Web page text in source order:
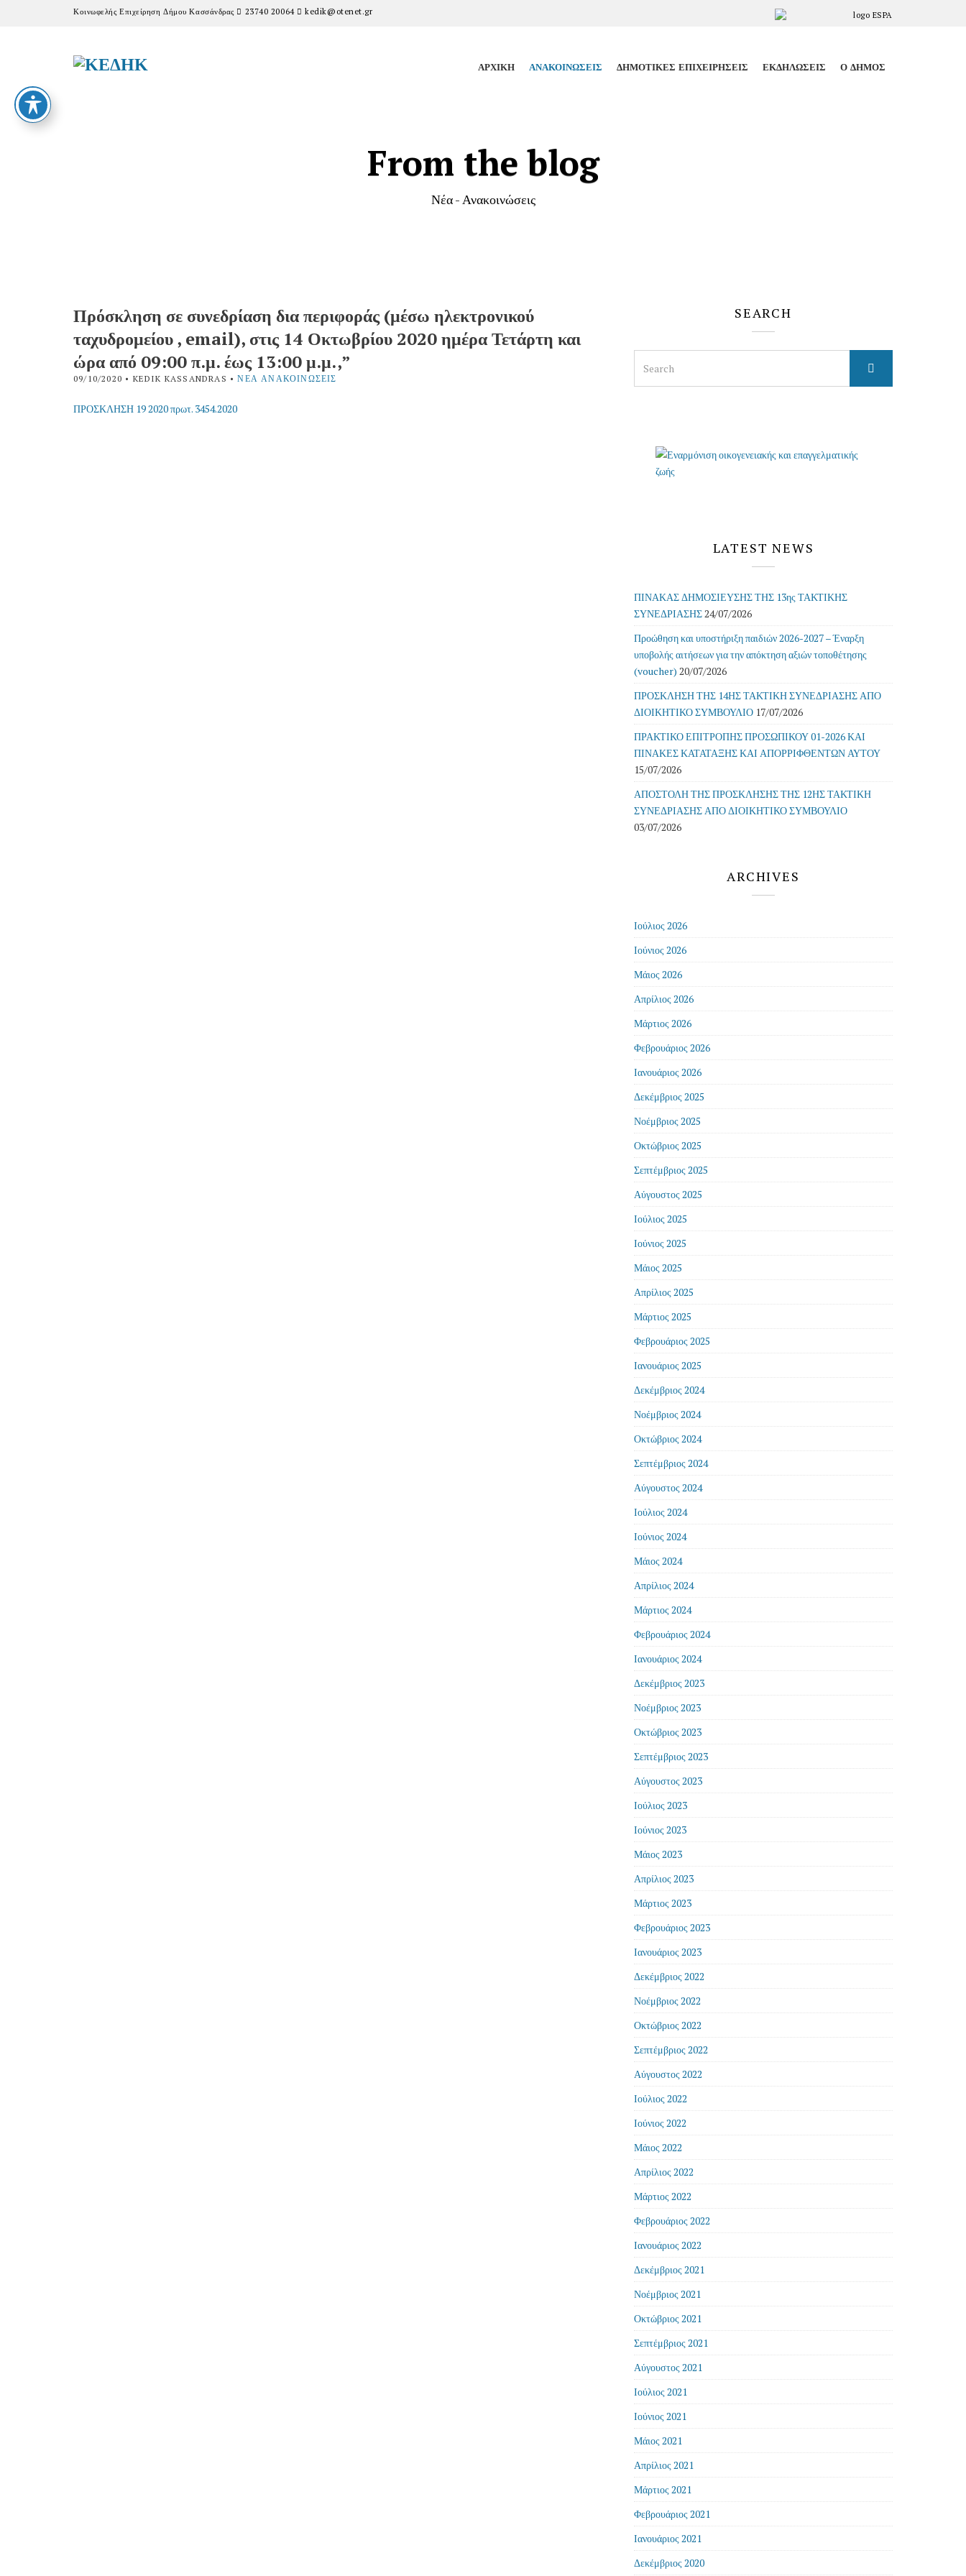
Κοινωφελής Επιχείρηση Δήμου Κασσάνδρας 23740 20064 kedik@otenet.gr
ΑΡΧΙΚΉ ΑΝΑΚΟΙΝΏΣΕΙΣ ΔΗΜΟΤΙΚΈΣ ΕΠΙΧΕΙΡΉΣΕΙΣ ΕΚΔΗΛΏΣΕΙΣ Ο ΔΉΜΟΣ
From the blog
Νέα - Ανακοινώσεις
Πρόσκληση σε συνεδρίαση δια περιφοράς (μέσω ηλεκτρονικού
ταχυδρομείου , email), στις 14 Οκτωβρίου 2020 ημέρα Τετάρτη και
ώρα από 09:00 π.μ. έως 13:00 μ.μ.,”
09/10/2020 • KEDIK KASSANDRAS •ΝΈΑ ΑΝΑΚΟΙΝΏΣΕΙΣ
ΠΡΟΣΚΛΗΣΗ 19 2020 πρωτ. 3454.2020
SEARCH
for:
LATEST NEWS
ΠΙΝΑΚΑΣ ΔΗΜΟΣΙΕΥΣΗΣ ΤΗΣ 13ης ΤΑΚΤΙΚΗΣ
ΣΥΝΕΔΡΙΑΣΗΣ24/07/2026
Προώθηση και υποστήριξη παιδιών 2026-2027 – Έναρξη
υποβολής αιτήσεων για την απόκτηση αξιών τοποθέτησης
(voucher) 20/07/2026
ΠΡΟΣΚΛΗΣΗ ΤΗΣ 14ΗΣ ΤΑΚΤΙΚΗ ΣΥΝΕΔΡΙΑΣΗΣ ΑΠΟ
ΔΙΟΙΚΗΤΙΚΟ ΣΥΜΒΟΥΛΙΟ 17/07/2026
ΠΡΑΚΤΙΚΟ ΕΠΙΤΡΟΠΗΣ ΠΡΟΣΩΠΙΚΟΥ 01-2026 ΚΑΙ
ΠΙΝΑΚΕΣ ΚΑΤΑΤΑΞΗΣ ΚΑΙ ΑΠΟΡΡΙΦΘΕΝΤΩΝ ΑΥΤΟΥ
15/07/2026
ΑΠΟΣΤΟΛΗ ΤΗΣ ΠΡΟΣΚΛΗΣΗΣ ΤΗΣ 12ΗΣ ΤΑΚΤΙΚΗ
ΣΥΝΕΔΡΙΑΣΗΣ ΑΠΟ ΔΙΟΙΚΗΤΙΚΟ ΣΥΜΒΟΥΛΙΟ
03/07/2026
ARCHIVES
Ιούλιος 2026
Ιούνιος 2026
Μάιος 2026
Απρίλιος 2026
Μάρτιος 2026
Φεβρουάριος 2026
Ιανουάριος 2026
Δεκέμβριος 2025
Νοέμβριος 2025
Οκτώβριος 2025
Σεπτέμβριος 2025
Αύγουστος 2025
Ιούλιος 2025
Ιούνιος 2025
Μάιος 2025
Απρίλιος 2025
Μάρτιος 2025
Φεβρουάριος 2025
Ιανουάριος 2025
Δεκέμβριος 2024
Νοέμβριος 2024
Οκτώβριος 2024
Σεπτέμβριος 2024
Αύγουστος 2024
Ιούλιος 2024
Ιούνιος 2024
Μάιος 2024
Απρίλιος 2024
Μάρτιος 2024
Φεβρουάριος 2024
Ιανουάριος 2024
Δεκέμβριος 2023
Νοέμβριος 2023
Οκτώβριος 2023
Σεπτέμβριος 2023
Αύγουστος 2023
Ιούλιος 2023
Ιούνιος 2023
Μάιος 2023
Απρίλιος 2023
Μάρτιος 2023
Φεβρουάριος 2023
Ιανουάριος 2023
Δεκέμβριος 2022
Νοέμβριος 2022
Οκτώβριος 2022
Σεπτέμβριος 2022
Αύγουστος 2022
Ιούλιος 2022
Ιούνιος 2022
Μάιος 2022
Απρίλιος 2022
Μάρτιος 2022
Φεβρουάριος 2022
Ιανουάριος 2022
Δεκέμβριος 2021
Νοέμβριος 2021
Οκτώβριος 2021
Σεπτέμβριος 2021
Αύγουστος 2021
Ιούλιος 2021
Ιούνιος 2021
Μάιος 2021
Απρίλιος 2021
Μάρτιος 2021
Φεβρουάριος 2021
Ιανουάριος 2021
Δεκέμβριος 2020